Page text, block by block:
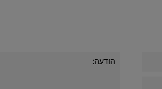
Alternative: